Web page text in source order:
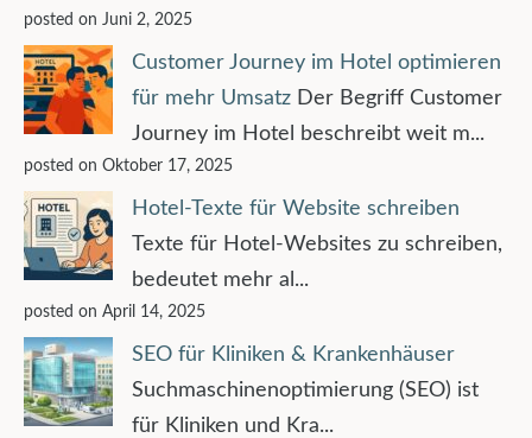
posted on Juni 2, 2025
Customer Journey im Hotel optimieren
für mehr Umsatz Der Begriff Customer
Journey im Hotel beschreibt weit m...
posted on Oktober 17, 2025
Hotel-Texte für Website schreiben
Texte für Hotel-Websites zu schreiben,
bedeutet mehr al...
posted on April 14, 2025
SEO für Kliniken & Krankenhäuser
Suchmaschinenoptimierung (SEO) ist
für Kliniken und Kra...